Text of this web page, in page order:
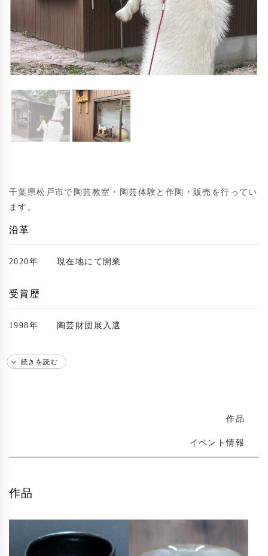
千葉県松戸市で陶芸教室・陶芸体験と作陶・販売を行ってい
ます。
沿革
2020年 現在地にて開業
受賞歴
1998年 陶芸財団展入選
続きを読む
作品
イベント情報
作品